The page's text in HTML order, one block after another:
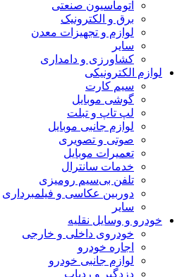
اتوماسیون صنعتی
برق و الکترونیک
لوازم و تجهیزات معدن
سایر
کشاورزی و دامداری
لوازم الکترونیکی
سیم کارت
گوشی موبایل
لپ تاپ و تبلت
لوازم جانبی موبایل
صوتی و تصویری
تعمیرات موبایل
خدمات سانترال
تلفن بی‌سیم رومیزی
دوربین عکاسی و فیلمبرداری
سایر
خودرو و وسایل نقلیه
خودروی داخلی و خارجی
اجاره خودرو
لوازم جانبی خودرو
دزدگیر و ردیاب